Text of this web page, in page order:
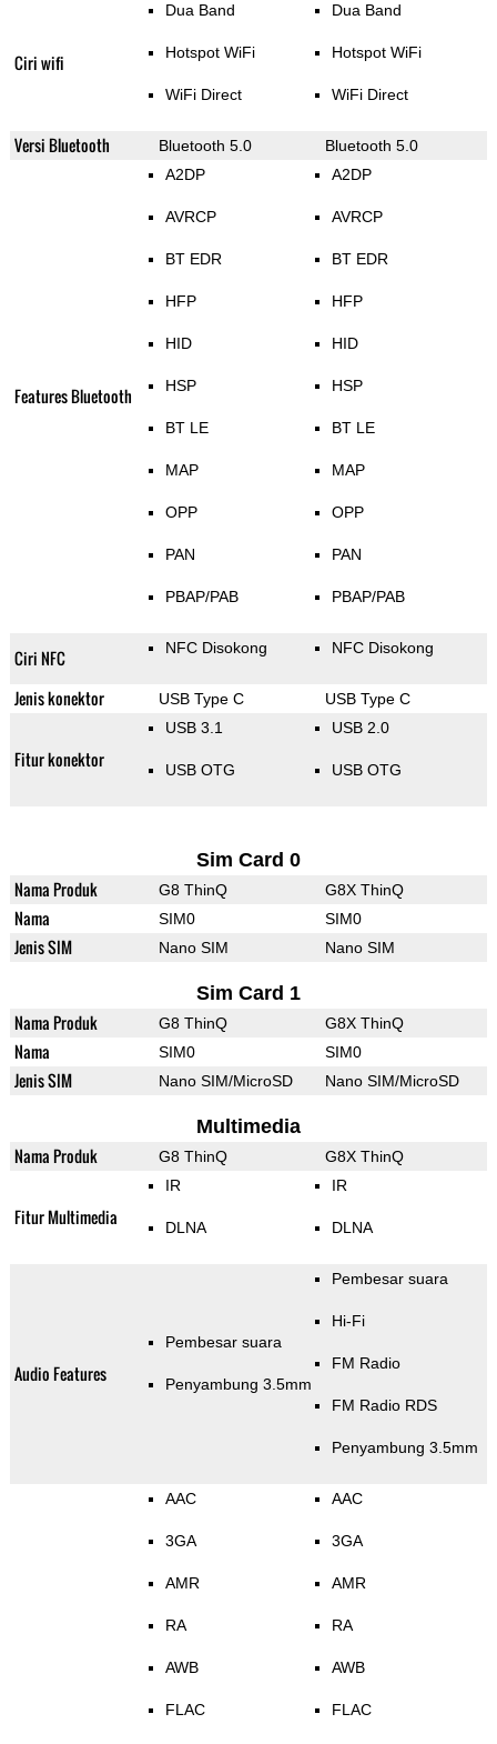
Ciri wifi
Dua Band
Hotspot WiFi
WiFi Direct
Dua Band
Hotspot WiFi
WiFi Direct
Versi Bluetooth Bluetooth 5.0 Bluetooth 5.0
Features Bluetooth
A2DP
AVRCP
BT EDR
HFP
HID
HSP
BT LE
MAP
OPP
PAN
PBAP/PAB
A2DP
AVRCP
BT EDR
HFP
HID
HSP
BT LE
MAP
OPP
PAN
PBAP/PAB
Ciri NFC NFC Disokong NFC Disokong
Jenis konektor USB Type C USB Type C
Fitur konektor
USB 3.1
USB OTG
USB 2.0
USB OTG
Sim Card 0
Nama Produk G8 ThinQ G8X ThinQ
Nama SIM0 SIM0
Jenis SIM Nano SIM Nano SIM
Sim Card 1
Nama Produk G8 ThinQ G8X ThinQ
Nama SIM0 SIM0
Jenis SIM Nano SIM/MicroSD Nano SIM/MicroSD
Multimedia
Nama Produk G8 ThinQ G8X ThinQ
Fitur Multimedia
IR
DLNA
IR
DLNA
Audio Features
Pembesar suara
Penyambung 3.5mm
Pembesar suara
Hi-Fi
FM Radio
FM Radio RDS
Penyambung 3.5mm
AAC
3GA
AMR
RA
AWB
FLAC
AAC
3GA
AMR
RA
AWB
FLAC